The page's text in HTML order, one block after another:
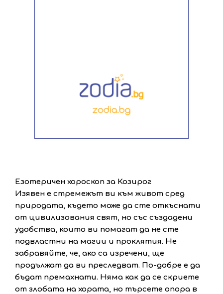
Езотеричен хороскоп за Козирог
Изявен е стремежът ви към живот сред
природата, където може да сте откъснати
от цивилизования свят, но със създадени
удобства, които ви помагат да не сте
подвластни на магии и проклятия. Не
забравяйте, че, ако са изречени, ще
продължат да ви преследват. По-добре е да
бъдат премахнати. Няма как да се скриете
от злобата на хората, но търсете опора в